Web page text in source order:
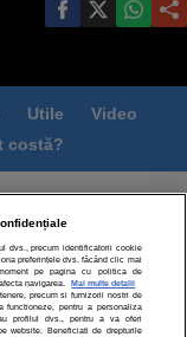
Utile
Video
costă?
Contact
dvs., precum identificatorii cookie
preferințele dvs. făcând clic mai
pe pagina cu politica de
navigarea.
Mai multe detalii
precum si furnizorii nostri de
functioneze, pentru a personaliza
profilul dvs., pentru a va oferi
website. Beneficiati de drepturile